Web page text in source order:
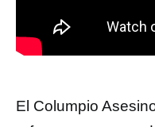
El Columpio